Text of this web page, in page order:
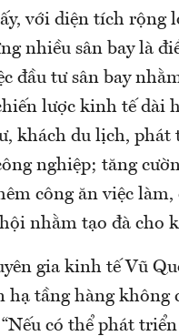
với diện tích rộng
nhiều sân bay là
đầu tư sân bay
lược kinh tế dài
khách du lịch, phát
nghiệp; tăng
công ăn việc
nhằm tạo đà cho
gia kinh tế Vũ
hạ tầng hàng không
có thể phát